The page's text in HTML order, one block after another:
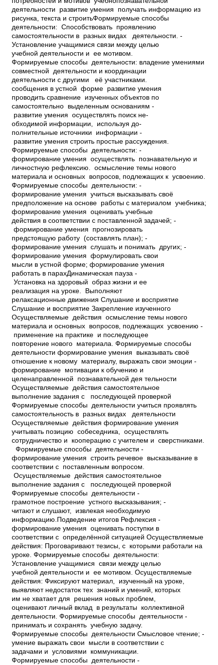
деятельности ­ развитие умения получать информацию из
рисунка, текста и строитьФормируемые способы
деятельности: ­ Способствовать проявлению
самостоятельности в разных видах деятельности. ­
Установление учащимися связи между целью
учебной деятельности и ее мотивом.
Формируемые способы деятельности: ­владение умениями
совместной деятельности и координации
деятельности с другими её участниками.
сообщения в устной форме ­ развитие умения
проводить сравнение изученных объектов по
самостоятельно выделенным основаниям ­
развитие умения осуществлять поиск не­
обходимой информации, используя до­
полнительные источники информации ­
развитие умения строить простые рассуждения.
Формируемые способы деятельности: ­
формирование умения осуществлять познавательную и
личностную рефлексию. ­ осмысление темы нового
материала и основных вопросов, подлежащих к усвоению.
Формируемые способы деятельности: ­
формирование умения учиться высказывать своё
предположение на основе работы с материалом учебника;
­формирование умения оценивать учебные
действия в соответствии с поставленной задачей; ­
формирование умения прогнозировать
предстоящую работу (составлять план); ­
формирование умения слушать и понимать других; ­
формирование умения формулировать свои
мысли в устной форме; ­формирование умения
работать в парахДинамическая пауза ­
Установка на здоровый образ жизни и ее
реализация на уроке. Выполняют
релаксационные движения Слушание и восприятие
Слушание и восприятие Закрепление изученного
Осуществляемые действия ­ осмысление темы нового
материала и основных вопросов, подлежащих усвоению ­
применение на практике и последующее
повторение нового материала. Формируемые способы
деятельности ­формирование умения выказывать своё
отношение к новому материалу, выражать свои эмоции ­
формирование мотивации к обучению и
целенаправленной познавательной дея­ тельности
Осуществляемые действия ­самостоятельное
выполнение задания с последующей проверкой
Формируемые способы деятельности ­учиться проявлять
самостоятельность в разных видах деятельности
Осуществляемые действия ­формирование умения
учитывать позицию собеседника, осуществлять
сотрудничество и кооперацию с учителем и сверстниками.
Формируемые способы деятельности ­
формирование умения строить речевое высказывание в
соответствии с поставленным вопросом.
Осуществляемые действия самостоятельное
выполнение задания с последующей проверкой
Формируемые способы деятельности ­
грамотное построение устного высказывания; ­
читают и слушают, извлекая необходимую
информацию.Подведение итогов Рефлексия ­
формирование умения оценивать поступки в
соответствии с определённой ситуацией Осуществляемые
действия: Проговаривают тезисы, с которыми работали на
уроке. Формируемые способы деятельности:
Установление учащимися связи между целью
учебной деятельности и ее мотивом. Осуществляемые
действия: Фиксируют материал, изученный на уроке,
выявляют недостаток тех знаний и умений, которых
им не хватает для решения новых проблем,
оценивают личный вклад в результаты коллективной
деятельности. Формируемые способы деятельности ­
принимать и сохранять учебную задачу.
Формируемые способы деятельности ­Смысловое чтение; ­
умение выражать свои мысли в соответствии с
задачами и условиями коммуникации.
Формируемые способы деятельности ­